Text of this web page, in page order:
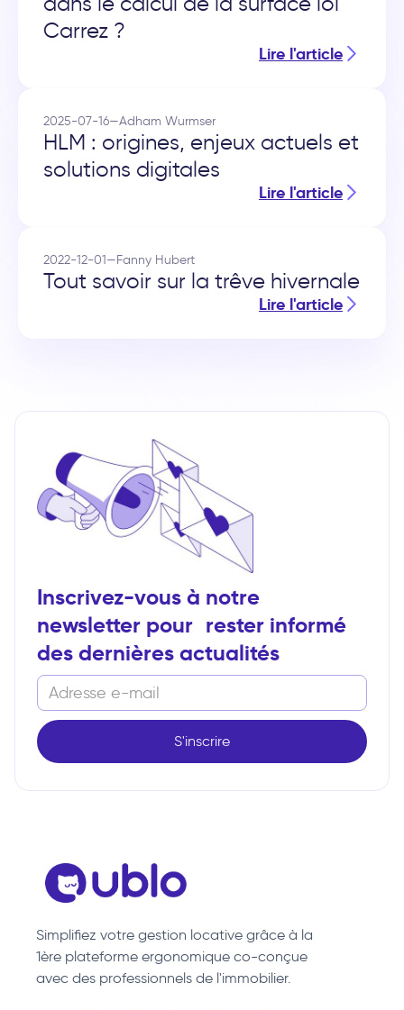
Carrez ?
Lire l'article
2025-07-16—Adham Wurmser
HLM : origines, enjeux actuels et
solutions digitales
Lire l'article
2022-12-01—Fanny Hubert
Tout savoir sur la trêve hivernale
Lire l'article
Inscrivez-vous à notre
newsletter pour rester informé
des dernières actualités
Simplifiez votre gestion locative grâce à la
1ère plateforme ergonomique co-conçue
avec des professionnels de l'immobilier.